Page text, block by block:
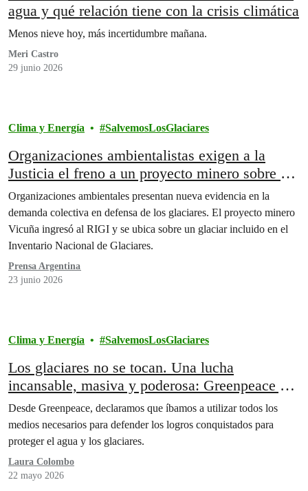
agua y qué relación tiene con la crisis climática
Menos nieve hoy, más incertidumbre mañana.
Meri Castro
29 junio 2026
Clima y Energía SalvemosLosGlaciares
Organizaciones ambientalistas exigen a la
Justicia el freno a un proyecto minero sobre un
glaciar
Organizaciones ambientales presentan nueva evidencia en la
demanda colectiva en defensa de los glaciares. El proyecto minero
Vicuña ingresó al RIGI y se ubica sobre un glaciar incluido en el
Inventario Nacional de Glaciares.
Prensa Argentina
23 junio 2026
Clima y Energía SalvemosLosGlaciares
Los glaciares no se tocan. Una lucha
incansable, masiva y poderosa: Greenpeace y
la Ley de Glaciares.
Desde Greenpeace, declaramos que íbamos a utilizar todos los
medios necesarios para defender los logros conquistados para
proteger el agua y los glaciares.
Laura Colombo
22 mayo 2026